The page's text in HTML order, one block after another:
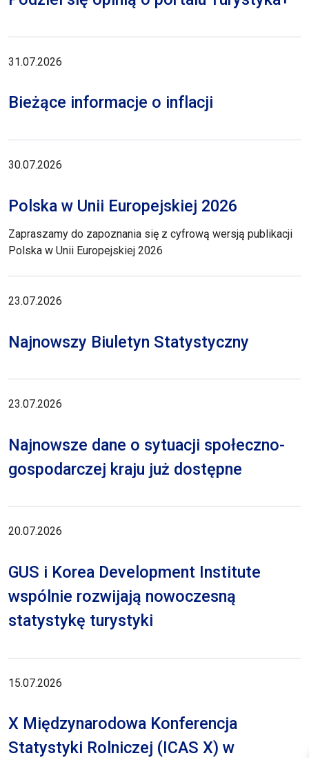
31.07.2026
Bieżące informacje o inflacji
30.07.2026
Polska w Unii Europejskiej 2026
Zapraszamy do zapoznania się z cyfrową wersją publikacji
Polska w Unii Europejskiej 2026
23.07.2026
Najnowszy Biuletyn Statystyczny
23.07.2026
Najnowsze dane o sytuacji społeczno-
gospodarczej kraju już dostępne
20.07.2026
GUS i Korea Development Institute
wspólnie rozwijają nowoczesną
statystykę turystyki
15.07.2026
X Międzynarodowa Konferencja
Statystyki Rolniczej (ICAS X) w